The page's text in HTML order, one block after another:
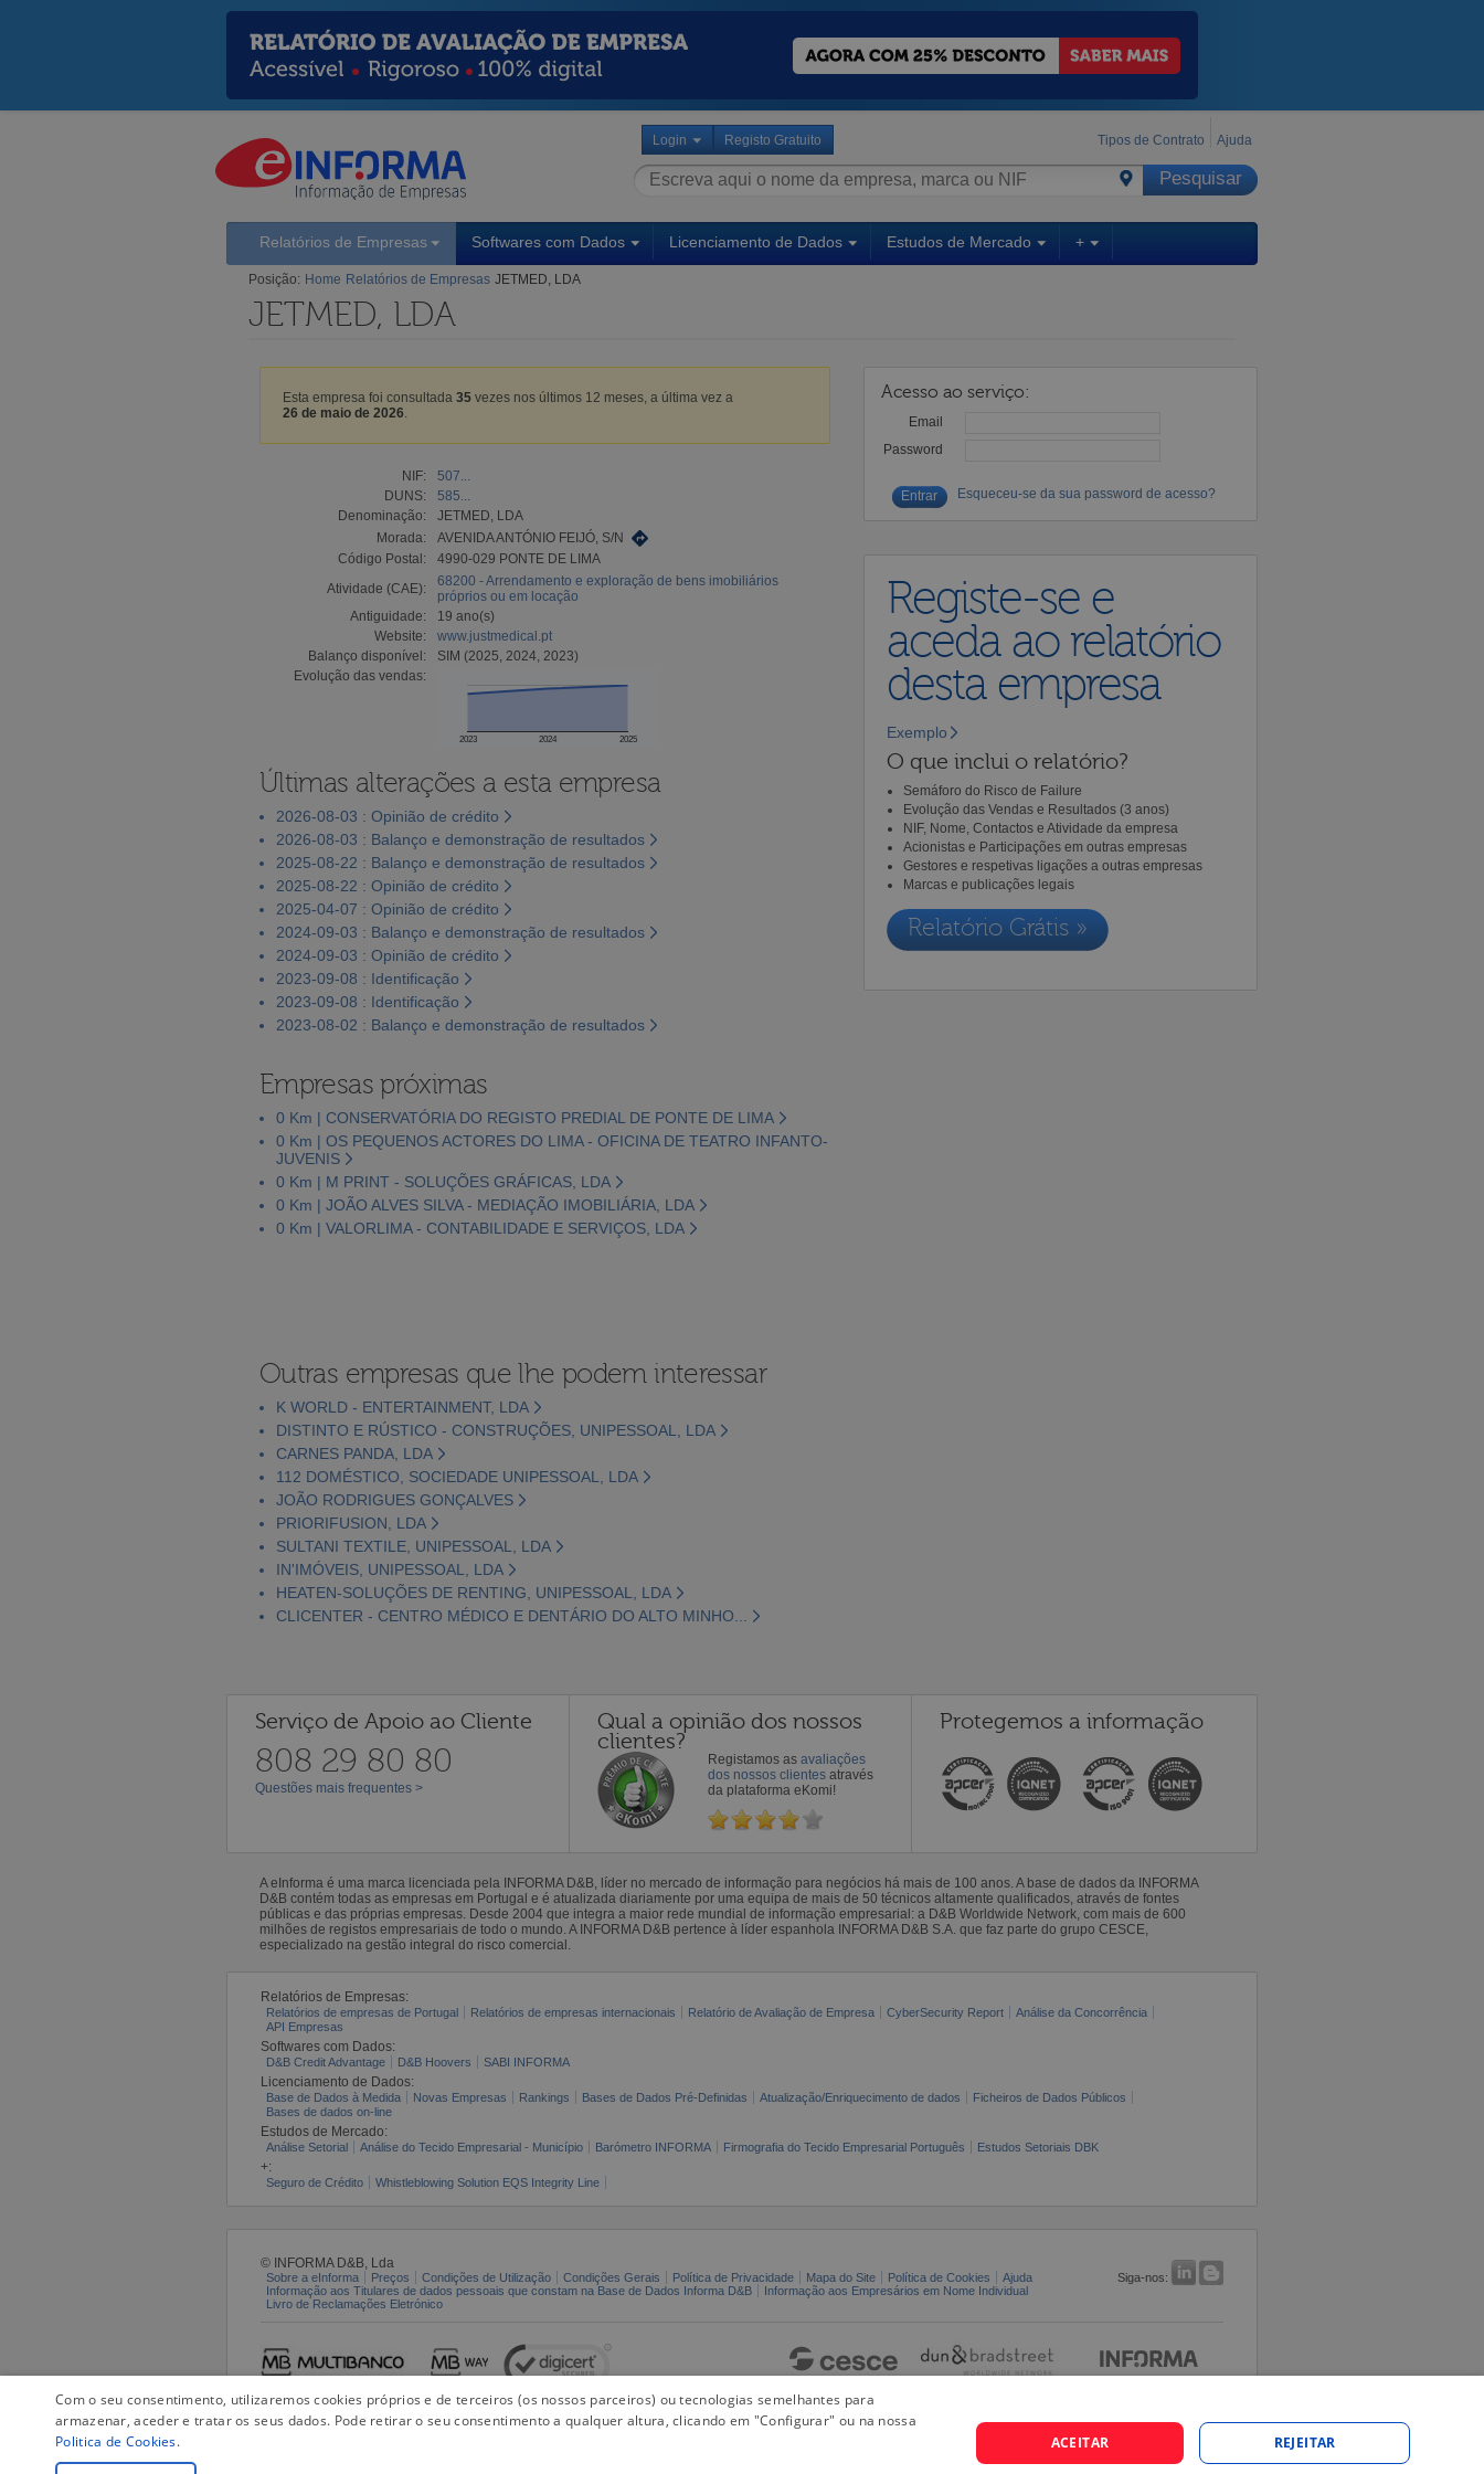
Login Registo Gratuito Tipos de Contrato Ajuda
Relatórios de Empresas Softwares com Dados Licenciamento de Dados Estudos de Mercado +
Posição: Home Relatórios de Empresas JETMED, LDA
JETMED, LDA
Esta empresa foi consultada 35 vezes nos últimos 12 meses, a última vez a
26 de maio de 2026
NIF:
507...
DUNS:
585...
Denominação:
JETMED, LDA
Morada:
AVENIDA ANTÓNIO FEIJÓ, S/N
Código Postal:
4990-029 PONTE DE LIMA
Atividade (CAE):
68200 - Arrendamento e exploração de bens imobiliários
próprios ou em locação
Antiguidade:
19 ano(s)
Website:
www.justmedical.pt
Balanço disponível:
SIM (2025, 2024, 2023)
Evolução das vendas:
2023 2024 2025
Últimas alterações a esta empresa
2026-08-03 : Opinião de crédito
2026-08-03 : Balanço e demonstração de resultados
2025-08-22 : Balanço e demonstração de resultados
2025-08-22 : Opinião de crédito
2025-04-07 : Opinião de crédito
2024-09-03 : Balanço e demonstração de resultados
2024-09-03 : Opinião de crédito
2023-09-08 : Identificação
2023-09-08 : Identificação
2023-08-02 : Balanço e demonstração de resultados
Empresas próximas
0 Km | CONSERVATÓRIA DO REGISTO PREDIAL DE PONTE DE LIMA
0 Km | OS PEQUENOS ACTORES DO LIMA - OFICINA DE TEATRO INFANTO-
JUVENIS
0 Km | M PRINT - SOLUÇÕES GRÁFICAS, LDA
0 Km | JOÃO ALVES SILVA - MEDIAÇÃO IMOBILIÁRIA, LDA
0 Km | VALORLIMA - CONTABILIDADE E SERVIÇOS, LDA
Acesso ao serviço:
Email
Password
Esqueceu-se da sua password de acesso?
Registe-se e
aceda ao relatório
desta empresa
Exemplo
O que inclui o relatório?
Semáforo do Risco de Failure
Evolução das Vendas e Resultados (3 anos)
NIF, Nome, Contactos e Atividade da empresa
Acionistas e Participações em outras empresas
Gestores e respetivas ligações a outras empresas
Marcas e publicações legais
Relatório Grátis »
Outras empresas que lhe podem interessar
K WORLD - ENTERTAINMENT, LDA
DISTINTO E RÚSTICO - CONSTRUÇÕES, UNIPESSOAL, LDA
CARNES PANDA, LDA
112 DOMÉSTICO, SOCIEDADE UNIPESSOAL, LDA
JOÃO RODRIGUES GONÇALVES
PRIORIFUSION, LDA
SULTANI TEXTILE, UNIPESSOAL, LDA
IN'IMÓVEIS, UNIPESSOAL, LDA
HEATEN-SOLUÇÕES DE RENTING, UNIPESSOAL, LDA
CLICENTER - CENTRO MÉDICO E DENTÁRIO DO ALTO MINHO...
Serviço de Apoio ao Cliente
808 29 80 80
Questões mais frequentes >
Qual a opinião dos nossos
clientes?
Registamos as avaliações
dos nossos clientes através
da plataforma eKomi!
Protegemos a informação
A eInforma é uma marca licenciada pela INFORMA D&B, líder no mercado de informação para negócios há mais de 100 anos. A base de dados da INFORMA
D&B contém todas as empresas em Portugal e é atualizada diariamente por uma equipa de mais de 50 técnicos altamente qualificados, através de fontes
públicas e das próprias empresas. Desde 2004 que integra a maior rede mundial de informação empresarial: a D&B Worldwide Network, com mais de 600
milhões de registos empresariais de todo o mundo. A INFORMA D&B pertence à líder espanhola INFORMA D&B S.A. que faz parte do grupo CESCE,
especializado na gestão integral do risco comercial.
Relatórios de Empresas:
Relatórios de empresas de Portugal Relatórios de empresas internacionais Relatório de Avaliação de Empresa CyberSecurity Report
Análise da Concorrência
API Empresas
Softwares com Dados:
D&B Credit Advantage D&B Hoovers SABI INFORMA
Licenciamento de Dados:
Base de Dados à Medida Novas Empresas Rankings Bases de Dados Pré-Definidas Atualização/Enriquecimento de dados
Ficheiros de Dados Públicos
Bases de dados on-line
Estudos de Mercado:
Análise Setorial Análise do Tecido Empresarial - Município Barómetro INFORMA Firmografia do Tecido Empresarial Português Estudos Setoriais DBK
+:
Seguro de Crédito Whistleblowing Solution EQS Integrity Line
© INFORMA D&B, Lda
Sobre a eInforma Preços Condições de Utilização Condições Gerais Política de Privacidade Mapa do Site Política de Cookies Ajuda
Siga-nos:
Informação aos Titulares de dados pessoais que constam na Base de Dados Informa D&B
Informação aos Empresários em Nome Individual
Livro de Reclamações Eletrónico
Com o seu consentimento, utilizaremos cookies próprios e de terceiros (os nossos parceiros) ou tecnologias semelhantes para
armazenar, aceder e tratar os seus dados. Pode retirar o seu consentimento a qualquer altura, clicando em "Configurar" ou na nossa
Politica de Cookies. ACEITAR REJEITAR